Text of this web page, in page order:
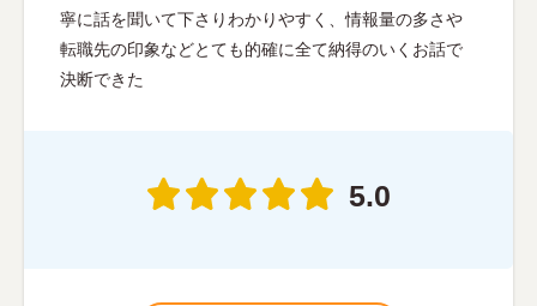
寧に話を聞いて下さりわかりやすく、情報量の多さや
転職先の印象などとても的確に全て納得のいくお話で
決断できた
5.0